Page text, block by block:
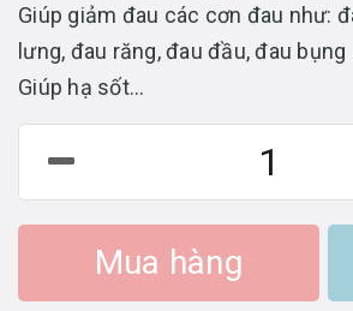
Giúp giảm đau các cơn đau như:
lưng, đau răng, đau đầu, đau
Giúp hạ sốt...
Mua hàng